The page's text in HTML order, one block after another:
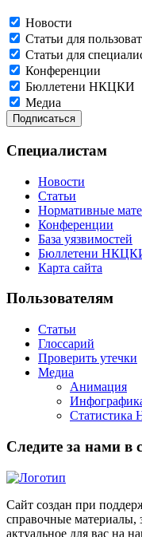
Новости
Статьи для
Статьи для
Конференции
Бюллетени НКЦКИ
Медиа
Специалистам
Новости
Статьи
Нормативные
Конференции
База уязвимостей
Бюллетени
Карта сайта
Пользователям
Статьи
Глоссарий
Проверить утечки
Медиа
Анимация
Следите за нами в
Сайт создан при
справочные материалы,
актуальное для вас на